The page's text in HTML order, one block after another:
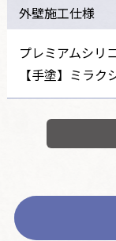
外壁施工仕様
プレミアムシ
【手塗】ミラ